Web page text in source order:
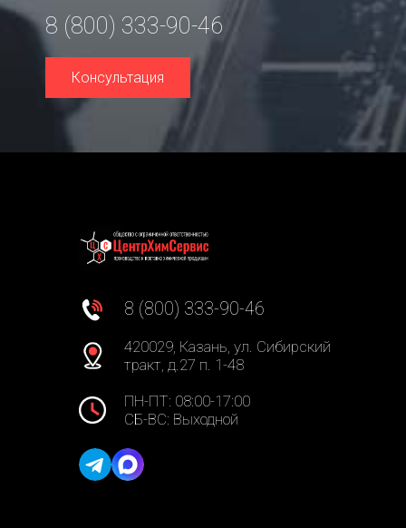
8 (800) 333-90-46
Консультация
8 (800) 333-90-46
420029, Казань, ул. Сибирский
тракт, д.27 п. 1-48
ПН-ПТ: 08:00-17:00
СБ-ВС: Выходной